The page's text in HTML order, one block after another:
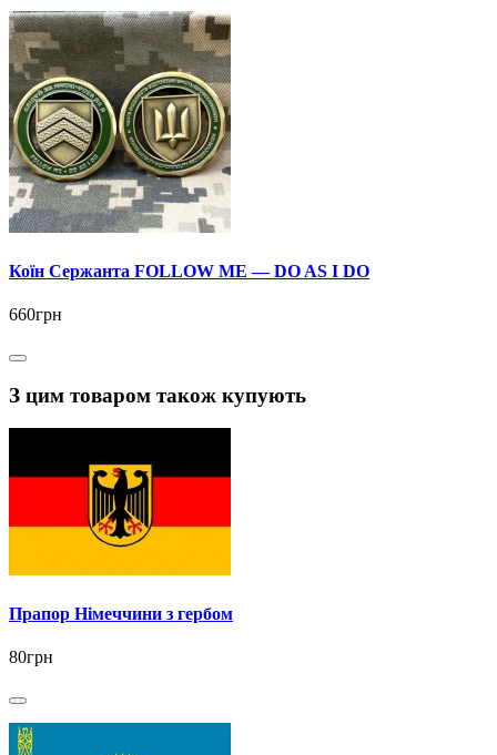
Коїн Сержанта FOLLOW ME — DO AS I DO
660грн
З цим товаром також купують
Прапор Німеччини з гербом
80грн